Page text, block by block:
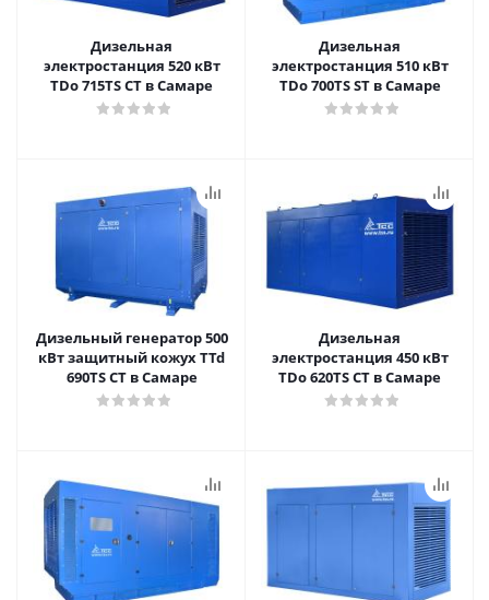
Дизельная
электростанция 520 кВт
TDo 715TS CT в Самаре
Дизельная
электростанция 510 кВт
TDo 700TS ST в Самаре
Дизельный генератор 500
кВт защитный кожух TTd
690TS CT в Самаре
Дизельная
электростанция 450 кВт
TDo 620TS CT в Самаре